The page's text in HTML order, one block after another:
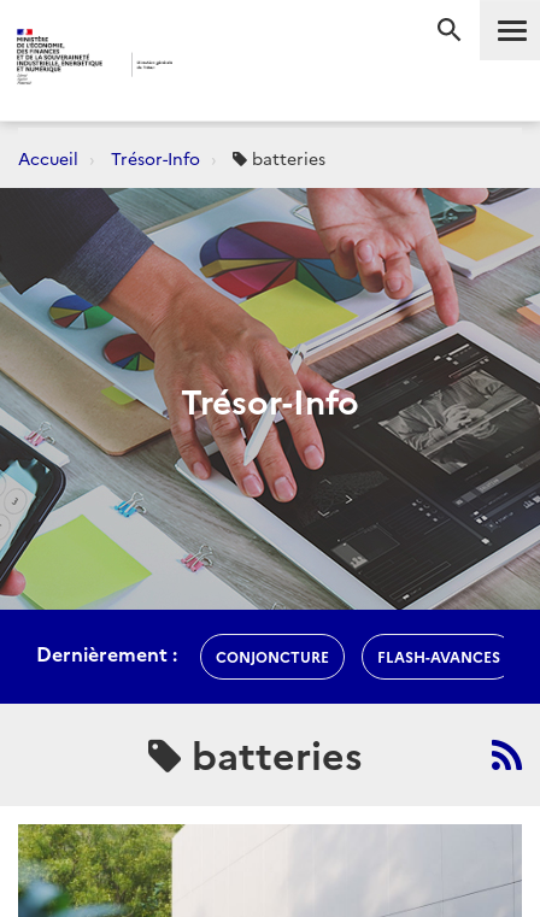
Accueil Trésor-Info batteries
Trésor-Info
Dernièrement : CONJONCTURE FLASH-AVANCES
batteries